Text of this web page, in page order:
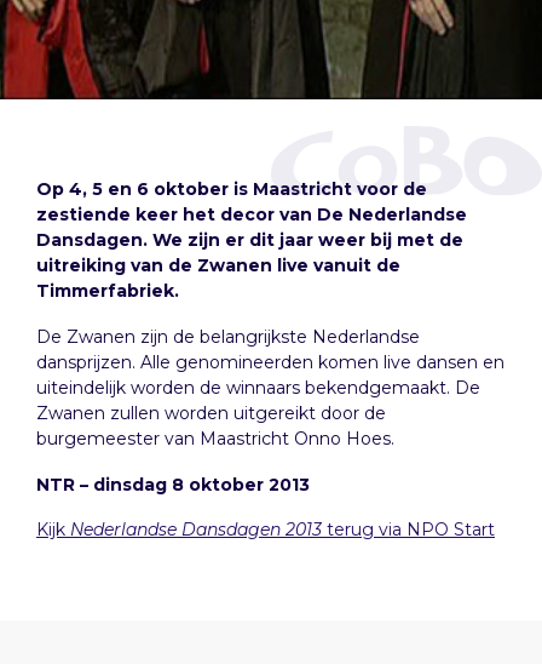
Op 4, 5 en 6 oktober is Maastricht voor de
zestiende keer het decor van De Nederlandse
Dansdagen. We zijn er dit jaar weer bij met de
uitreiking van de Zwanen live vanuit de
Timmerfabriek.
De Zwanen zijn de belangrijkste Nederlandse
dansprijzen. Alle genomineerden komen live dansen en
uiteindelijk worden de winnaars bekendgemaakt. De
Zwanen zullen worden uitgereikt door de
burgemeester van Maastricht Onno Hoes.
NTR – dinsdag 8 oktober 2013
Kijk Nederlandse Dansdagen 2013 terug via NPO Start